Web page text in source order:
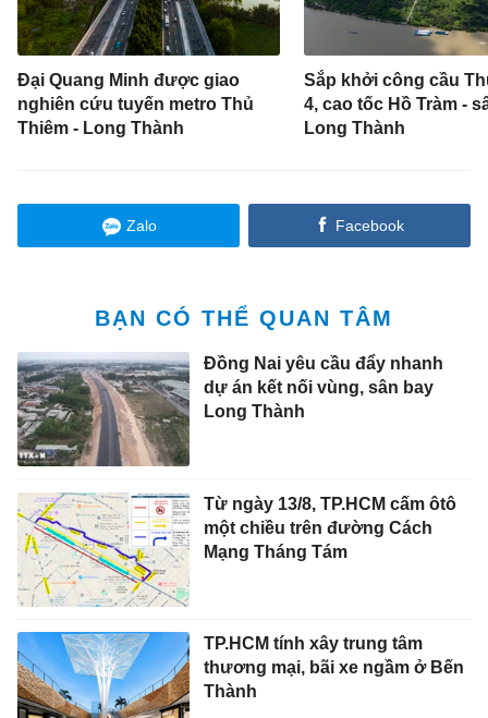
Đại Quang Minh được giao
nghiên cứu tuyến metro Thủ
Thiêm - Long Thành
Sắp khởi công cầu
4, cao tốc Hồ Tràm -
Long Thành
Zalo Facebook
BẠN CÓ THỂ QUAN TÂM
Đồng Nai yêu cầu đẩy nhanh
dự án kết nối vùng, sân bay
Long Thành
Từ ngày 13/8, TP.HCM cấm ôtô
một chiều trên đường Cách
Mạng Tháng Tám
TP.HCM tính xây trung tâm
thương mại, bãi xe ngầm ở Bến
Thành